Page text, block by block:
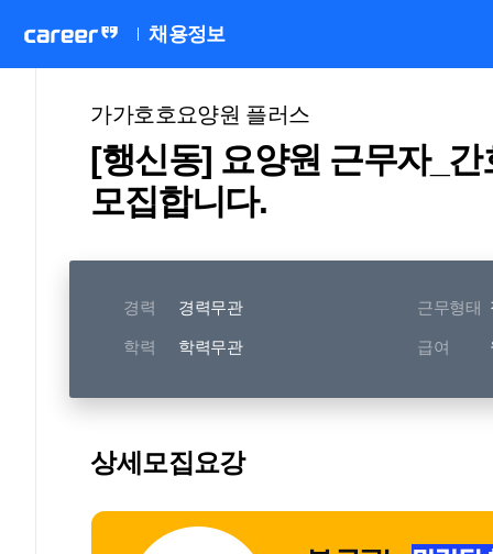
채용정보
가가호호요양원 플러스
[행신동] 요양원 근무자_
모집합니다.
경력 경력무관 근무형태
학력 학력무관 급여
상세모집요강